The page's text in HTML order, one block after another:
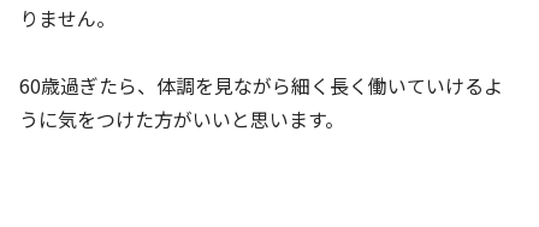
りません。
60歳過ぎたら、体調を見ながら細く長く働いていけるよ
うに気をつけた方がいいと思います。